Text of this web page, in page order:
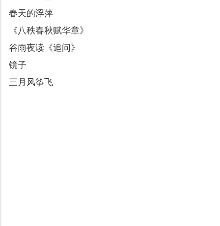
春天的浮萍
《八秩春秋赋华章》
谷雨夜读《追问》
镜子
三月风筝飞